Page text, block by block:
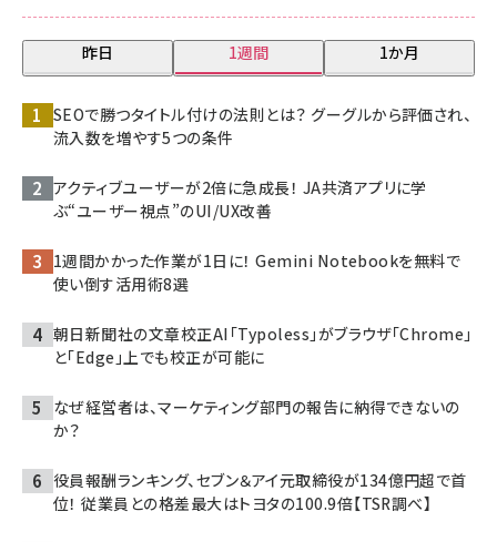
昨日 1週間 1か月
SEOで勝つタイトル付けの法則とは？ グーグルから評価され、
流入数を増やす5つの条件
アクティブユーザーが2倍に急成長！ JA共済アプリに学
ぶ“ユーザー視点”のUI/UX改善
1週間かかった作業が1日に！ Gemini Notebookを無料で
使い倒す活用術8選
朝日新聞社の文章校正AI「Typoless」がブラウザ「Chrome」
と「Edge」上でも校正が可能に
なぜ経営者は、マーケティング部門の報告に納得できないの
か？
役員報酬ランキング、セブン＆アイ元取締役が134億円超で首
位！ 従業員との格差最大はトヨタの100.9倍【TSR調べ】